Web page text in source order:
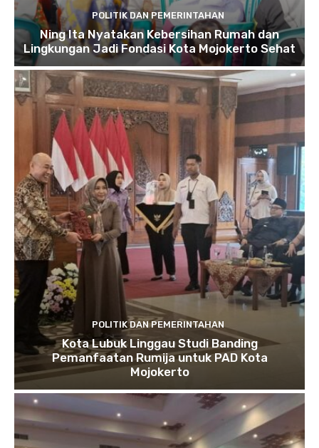
POLITIK DAN PEMERINTAHAN
Ning Ita Nyatakan Kebersihan Rumah dan
Lingkungan Jadi Fondasi Kota Mojokerto Sehat
POLITIK DAN PEMERINTAHAN
Kota Lubuk Linggau Studi Banding
Pemanfaatan Rumija untuk PAD Kota
Mojokerto